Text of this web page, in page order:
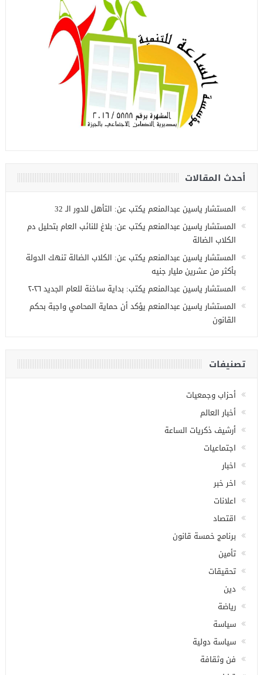
أحدث المقالات
المستشار ياسين عبدالمنعم يكتب عن: التأهل للدور الـ 32
المستشار ياسين عبدالمنعم يكتب عن: بلاغ للنائب العام بتحليل دم
الكلاب الضالة
المستشار ياسين عبدالمنعم يكتب عن: الكلاب الضالة تنهك الدولة
بأكثر من عشرين مليار جنيه
المستشار ياسين عبدالمنعم يكتب: بداية ساخنة للعام الجديد ٢٠٢٦
المستشار ياسين عبدالمنعم يؤكد أن حماية المحامي واجبة بحكم
القانون
تصنيفات
أحزاب وجمعيات
أخبار العالم
أرشيف ذكريات الساعة
اجتماعيات
اخبار
اخر خبر
اعلانات
اقتصاد
برنامج خمسة قانون
تأمين
تحقيقات
دين
رياضة
سياسة
سياسة دولية
فن وثقافة